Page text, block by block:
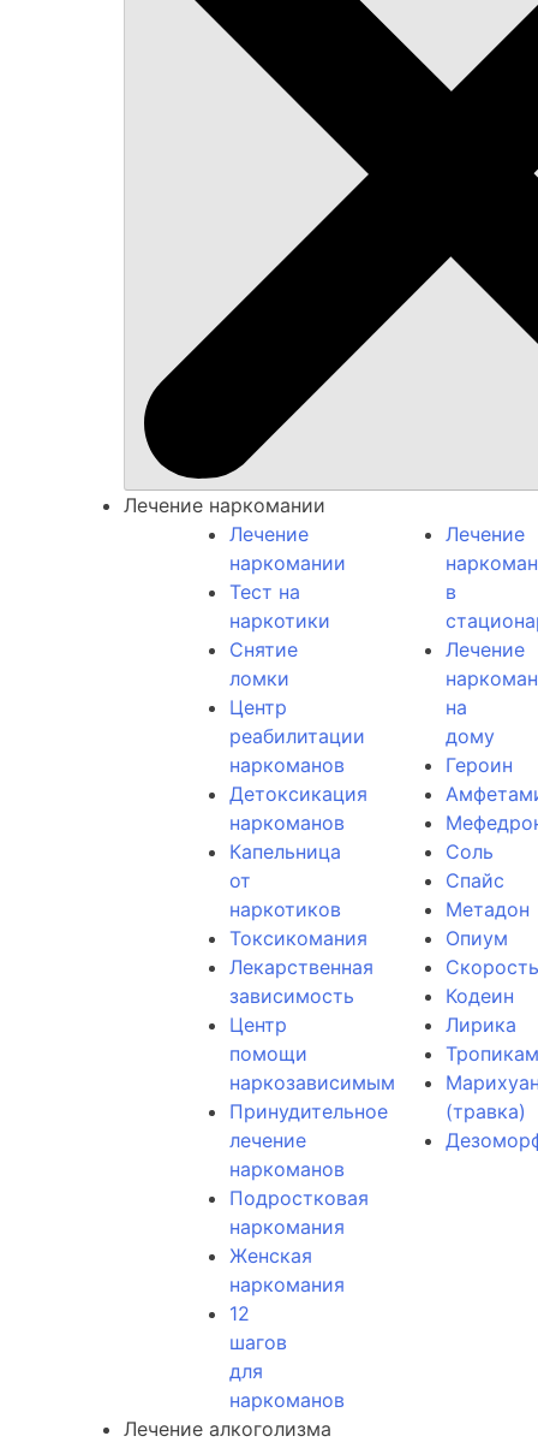
Лечение наркомании
Лечение
наркомании
Тест на
наркотики
Снятие
ломки
Центр
реабилитации
наркоманов
Детоксикация
наркоманов
Капельница
от
наркотиков
Токсикомания
Лекарственная
зависимость
Центр
помощи
наркозависимым
Принудительное
лечение
наркоманов
Подростковая
наркомания
Женская
наркомания
12
шагов
для
наркоманов
Лечение
в
Лечение
на
дому
Героин
Соль
Спайс
Метадон
Опиум
Скорость
Кодеин
Лирика
(травка)
Лечение алкоголизма